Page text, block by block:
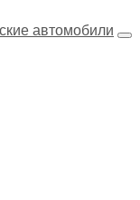
автомобили